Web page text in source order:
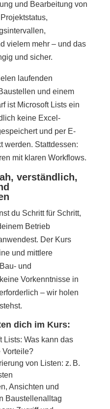
und Bearbeitung von
vielem mehr – und das
und sicher.
laufenden
und einem
ist Microsoft Lists ein
keine Excel-
und per E-
werden. Stattdessen:
mit klaren Workflows.
verständlich,
du Schritt für Schritt,
Betrieb
Der Kurs
und mittlere
und
Vorkenntnisse in
– wir holen
dich im Kurs:
Lists: Was kann das
Vorteile?
von Listen: z. B.
Ansichten und
Baustellenalltag